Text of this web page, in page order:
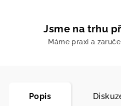
Jsme na trhu
Máme praxi a
Popis